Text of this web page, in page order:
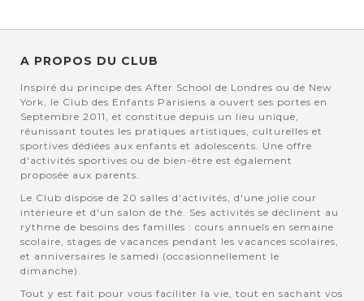
A PROPOS DU CLUB
Inspiré du principe des After School de Londres ou de New
York, le Club des Enfants Parisiens a ouvert ses portes en
Septembre 2011, et constitue depuis un lieu unique,
réunissant toutes les pratiques artistiques, culturelles et
sportives dédiées aux enfants et adolescents. Une offre
d'activités sportives ou de bien-être est également
proposée aux parents.
Le Club dispose de 20 salles d'activités, d'une jolie cour
intérieure et d'un salon de thé. Ses activités se déclinent au
rythme de besoins des familles : cours annuels en semaine
scolaire, stages de vacances pendant les vacances scolaires,
et anniversaires le samedi (occasionnellement le
dimanche).
Tout y est fait pour vous faciliter la vie, tout en sachant vos